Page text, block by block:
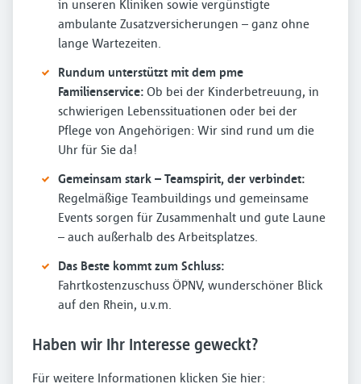
in unseren Kliniken sowie vergünstigte
ambulante Zusatzversicherungen – ganz ohne
lange Wartezeiten.
Rundum unterstützt mit dem pme
Familienservice: Ob bei der Kinderbetreuung, in
schwierigen Lebenssituationen oder bei der
Pflege von Angehörigen: Wir sind rund um die
Uhr für Sie da!
Gemeinsam stark – Teamspirit, der verbindet:
Regelmäßige Teambuildings und gemeinsame
Events sorgen für Zusammenhalt und gute Laune
– auch außerhalb des Arbeitsplatzes.
Das Beste kommt zum Schluss:
Fahrtkostenzuschuss ÖPNV, wunderschöner Blick
auf den Rhein, u.v.m.
Haben wir Ihr Interesse geweckt?
Für weitere Informationen klicken Sie hier: